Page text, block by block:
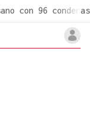
con 96 condenas